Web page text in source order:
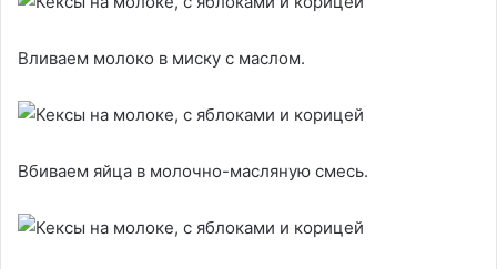
Вливаем молоко в миску с маслом.
Вбиваем яйца в молочно-масляную смесь.